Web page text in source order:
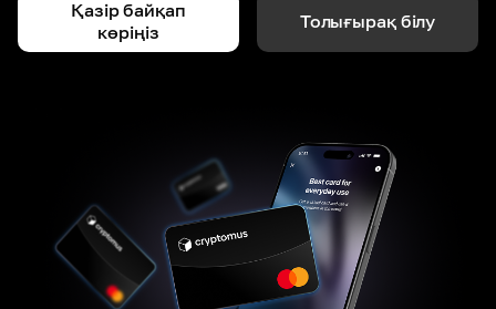
Қазір байқап
көріңіз
Толығырақ білу